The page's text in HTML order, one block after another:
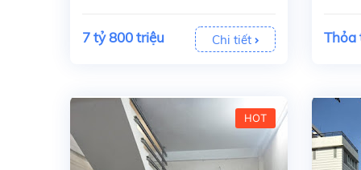
7 tỷ 800 triệu Chi tiết Thỏa
HOT